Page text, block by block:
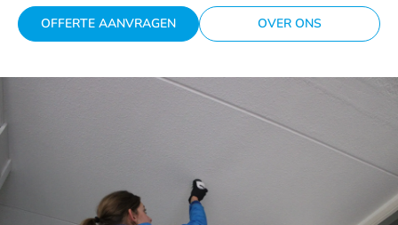
OFFERTE AANVRAGEN OVER ONS